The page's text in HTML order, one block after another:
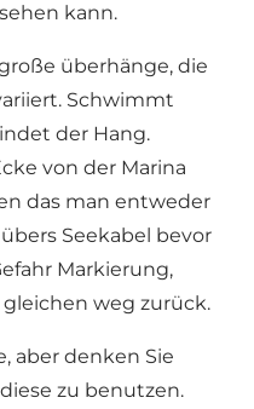
kann.
überhänge, die
Schwimmt
der Hang.
von der Marina
das man entweder
Seekabel bevor
Markierung,
weg zurück.
aber denken Sie
zu benutzen.